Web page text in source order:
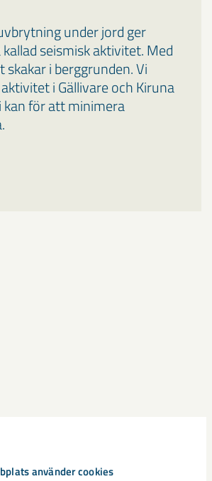
använder cookies
under jord ger
seismisk aktivitet. Med
skakar i berggrunden. Vi
i Gällivare och Kiruna
kan för att minimera